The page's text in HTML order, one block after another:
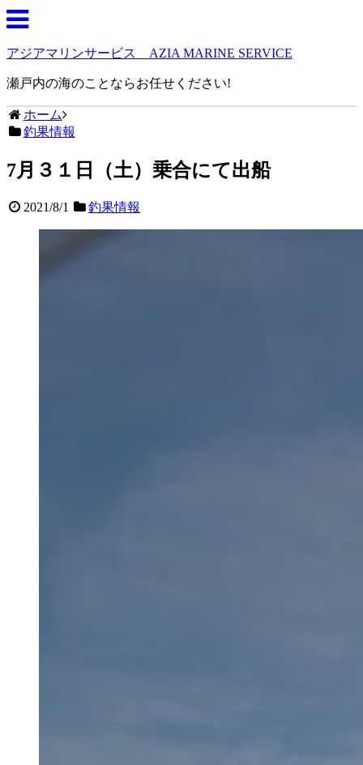
アジアマリンサービス AZIA MARINE SERVICE
瀬戸内の海のことならお任せください!
ホーム
釣果情報
7月３１日（土）乗合にて出船
2021/8/1 釣果情報